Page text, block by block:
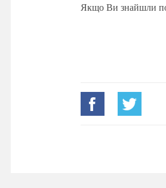
Якщо Ви знайшли